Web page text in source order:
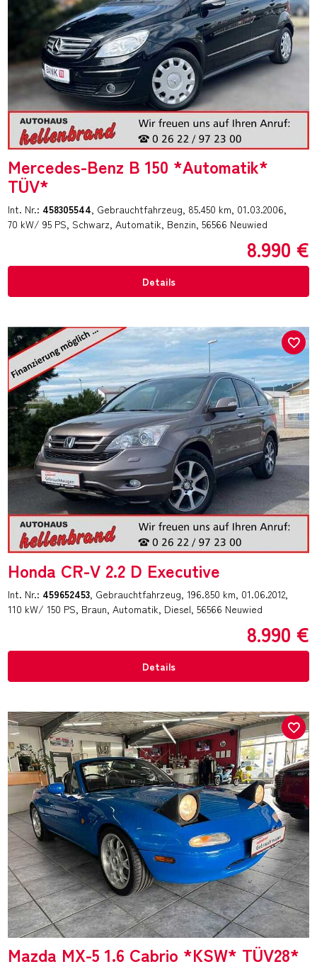
Mercedes-Benz B 150 *Automatik*
TÜV*
Int. Nr.: 458305544 Gebrauchtfahrzeug 85.450 km 01.03.2006
70 kW/ 95 PS Schwarz Automatik Benzin 56566 Neuwied
8.990 €
Details
Honda CR-V 2.2 D Executive
Int. Nr.: 459652453 Gebrauchtfahrzeug 196.850 km 01.06.2012
110 kW/ 150 PS Braun Automatik Diesel 56566 Neuwied
8.990 €
Details
Mazda MX-5 1.6 Cabrio *KSW* TÜV28*